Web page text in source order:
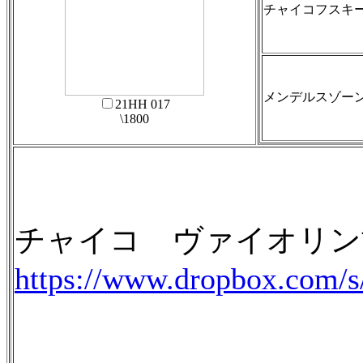
21HH 017
\1800
チャイコフスキ
メンデルスゾー
チャイコ ヴァイオリン
https://www.dropbox.com/